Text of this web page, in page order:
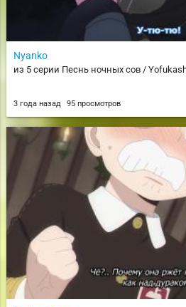
Nyanko
из 5 серии Песнь ночных сов /
3 года назад 95 просмотров